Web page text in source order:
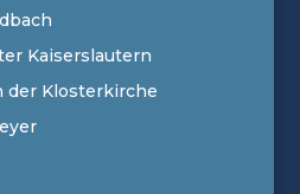
Kaiserslautern
der Klosterkirche